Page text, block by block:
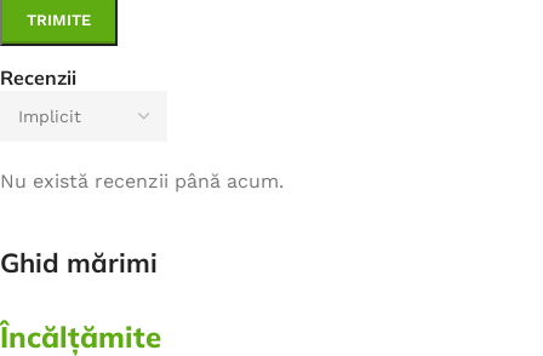
Recenzii
Nu există recenzii până acum.
Ghid mărimi
Încălțămite